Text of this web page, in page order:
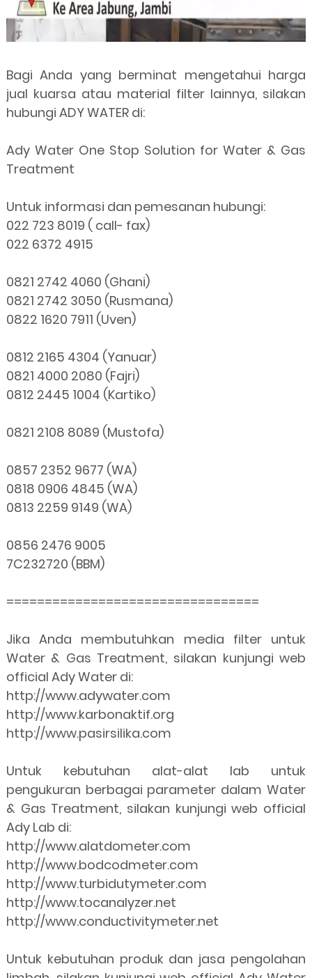
Bagi Anda yang berminat mengetahui harga
jual kuarsa atau material filter lainnya, silakan
hubungi ADY WATER di:
Ady Water One Stop Solution for Water & Gas
Treatment
Untuk informasi dan pemesanan hubungi:
022 723 8019 ( call- fax)
022 6372 4915
0821 2742 4060 (Ghani)
0821 2742 3050 (Rusmana)
0822 1620 7911 (Uven)
0812 2165 4304 (Yanuar)
0821 4000 2080 (Fajri)
0812 2445 1004 (Kartiko)
0821 2108 8089 (Mustofa)
0857 2352 9677 (WA)
0818 0906 4845 (WA)
0813 2259 9149 (WA)
0856 2476 9005
7C232720 (BBM)
=================================
Jika Anda membutuhkan media filter untuk
Water & Gas Treatment, silakan kunjungi web
official Ady Water di:
http://www.adywater.com
http://www.karbonaktif.org
http://www.pasirsilika.com
Untuk kebutuhan alat-alat lab untuk
pengukuran berbagai parameter dalam Water
& Gas Treatment, silakan kunjungi web official
Ady Lab di:
http://www.alatdometer.com
http://www.bodcodmeter.com
http://www.turbidutymeter.com
http://www.tocanalyzer.net
http://www.conductivitymeter.net
Untuk kebutuhan produk dan jasa pengolahan